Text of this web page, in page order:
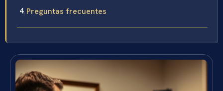
Preguntas frecuentes